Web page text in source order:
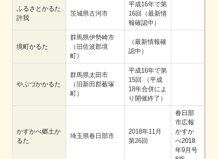
ふるさとかるた
許我
茨城県古河市
平成16年で第
16回（最新情
報確認中）
境町かるた
群馬県伊勢崎市
（旧佐波郡境
町）
（最新情報確
認中）
やぶづかかるた
群馬県太田市
（旧新田郡薮塚
町）
平成16年で第
15回 （平成
18年合併によ
り開催終了）
かすかべ郷土か
るた
埼玉県春日部市
2018年11月
第26回
春日部
市広報
かすか
べ2018
年9月号